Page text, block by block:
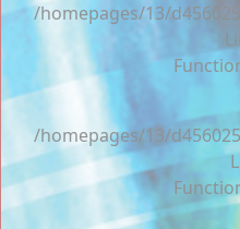
/homepages/13/
/homepages/13/